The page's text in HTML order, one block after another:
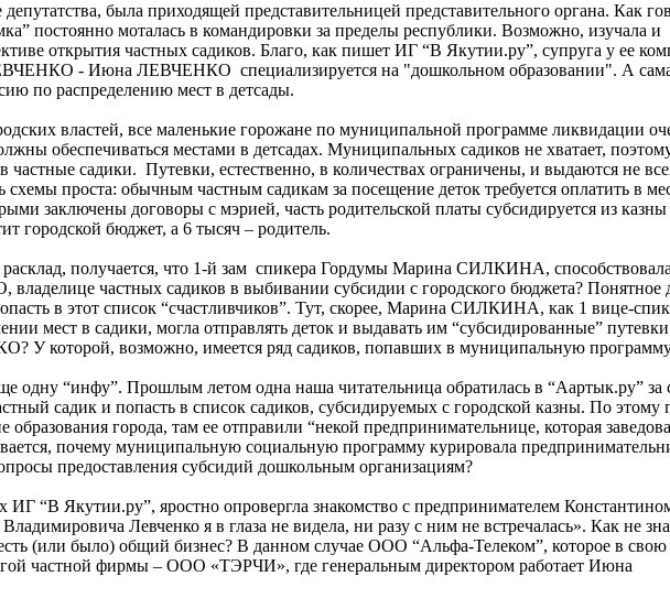
была приходящей представительницей представительного органа. Как
постоянно моталась в командировки за пределы республики. Возможно, изучала и
открытия частных садиков. Благо, как пишет ИГ “В Якутии.ру”, супруга у ее
- Июна ЛЕВЧЕНКО специализируется на "дошкольном образовании". А
по распределению мест в детсады.
властей, все маленькие горожане по муниципальной программе ликвидации
обеспечиваться местами в детсадах. Муниципальных садиков не хватает,
частные садики. Путевки, естественно, в количествах ограничены, и выдаются не
проста: обычным частным садикам за посещение деток требуется оплатить в
заключены договоры с мэрией, часть родительской платы субсидируется из казны
городской бюджет, а 6 тысяч – родитель.
получается, что 1-й зам спикера Гордумы Марина СИЛКИНА,
частных садиков в выбивании субсидии с городского бюджета? Понятное
в этот список “счастливчиков”. Тут, скорее, Марина СИЛКИНА, как 1 вице-
мест в садики, могла отправлять деток и выдавать им “субсидированные”
У которой, возможно, имеется ряд садиков, попавших в муниципальную
одну “инфу”. Прошлым летом одна наша читательница обратилась в “Аартык.ру” за
садик и попасть в список садиков, субсидируемых с городской казны. По этому
образования города, там ее отправили “некой предпринимательнице, которая
почему муниципальную социальную программу курировала
предоставления субсидий дошкольным организациям?
“В Якутии.ру”, яростно опровергла знакомство с предпринимателем
Левченко я в глаза не видела, ни разу с ним не встречалась». Как не
(или было) общий бизнес? В данном случае ООО “Альфа-Телеком”, которое в свою
частной фирмы – ООО «ТЭРЧИ», где генеральным директором работает Июна